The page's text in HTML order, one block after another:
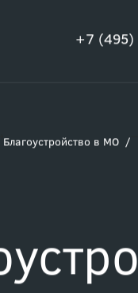
+7 (495)
Благоустройство в МО